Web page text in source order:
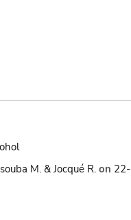
M. & Jocqué R. on